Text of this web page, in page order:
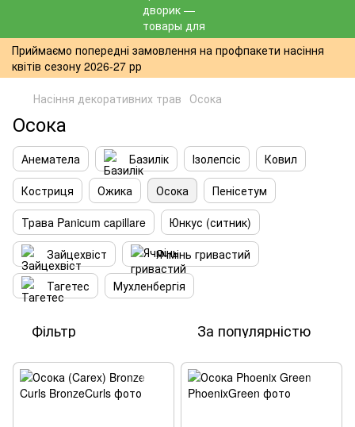
Приймаємо попередні замовлення на профпакети насіння
квітів сезону 2026-27 рр
Насіння декоративних трав Осока
Осока
Анематела Базилік Ізолепсіс
Ковил
Костриця
Ожика Осока
Пенісетум
Трава Panicum capillare
Юнкус (ситник)
Зайцехвіст
Ячмінь гривастий
Тагетес
Мухленбергія
Фільтр За популярністю